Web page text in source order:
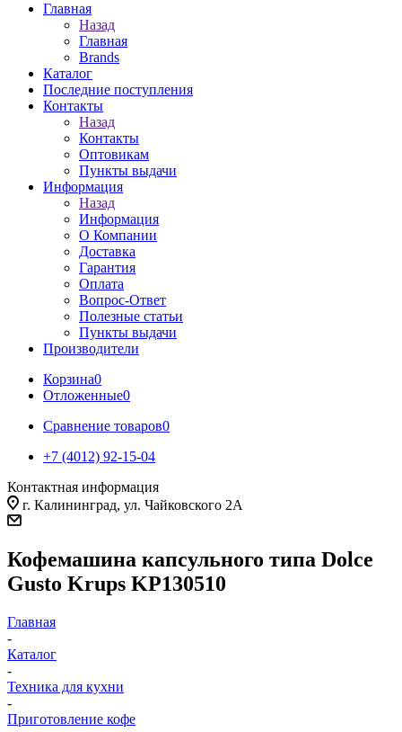
Главная
Назад
Главная
Brands
Каталог
Последние поступления
Контакты
Назад
Контакты
Оптовикам
Пункты выдачи
Информация
Назад
Информация
О Компании
Доставка
Гарантия
Оплата
Вопрос-Ответ
Полезные статьи
Пункты выдачи
Производители
Корзина0
Отложенные0
Сравнение товаров0
+7 (4012) 92-15-04
Контактная информация
г. Калининград, ул. Чайковского 2А
Кофемашина капсульного типа Dolce
Gusto Krups KP130510
Главная
-
Каталог
-
Техника для кухни
-
Приготовление кофе